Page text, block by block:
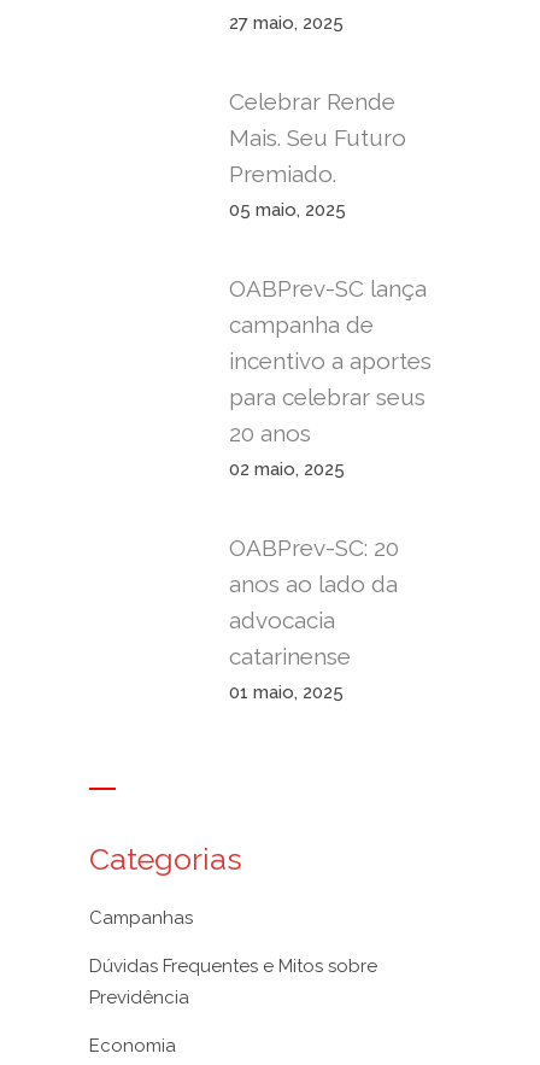
27 maio, 2025
Celebrar Rende
Mais. Seu Futuro
Premiado.
05 maio, 2025
OABPrev-SC lança
campanha de
incentivo a aportes
para celebrar seus
20 anos
02 maio, 2025
OABPrev-SC: 20
anos ao lado da
advocacia
catarinense
01 maio, 2025
Categorias
Campanhas
Dúvidas Frequentes e Mitos sobre
Previdência
Economia